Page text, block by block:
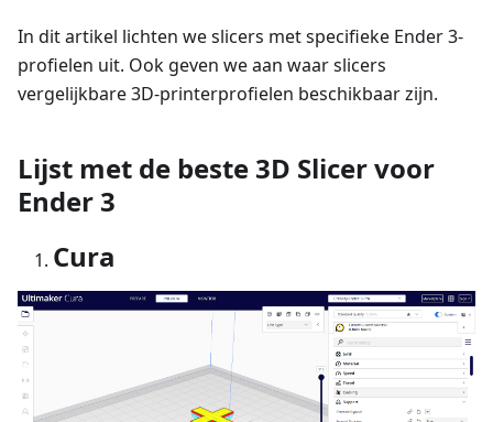
In dit artikel lichten we slicers met specifieke Ender 3-
profielen uit. Ook geven we aan waar slicers
vergelijkbare 3D-printerprofielen beschikbaar zijn.
Lijst met de beste 3D Slicer voor
Ender 3
Cura